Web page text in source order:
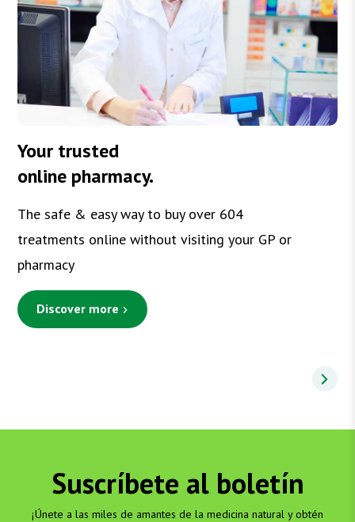
Your trusted
online pharmacy.
The safe & easy way to buy over 604
treatments online without visiting your GP or
pharmacy
Discover more
Suscríbete al boletín
¡Únete a las miles de amantes de la medicina natural y obtén